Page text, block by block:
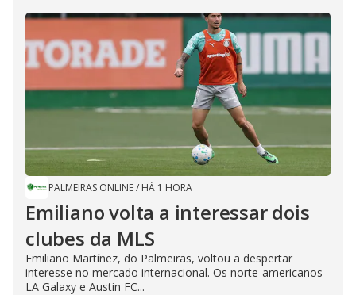
PALMEIRAS ONLINE/ HÁ 1 HORA
Emiliano volta a interessar dois
clubes da MLS
Emiliano Martínez, do Palmeiras, voltou a despertar
interesse no mercado internacional. Os norte-americanos
LA Galaxy e Austin FC...